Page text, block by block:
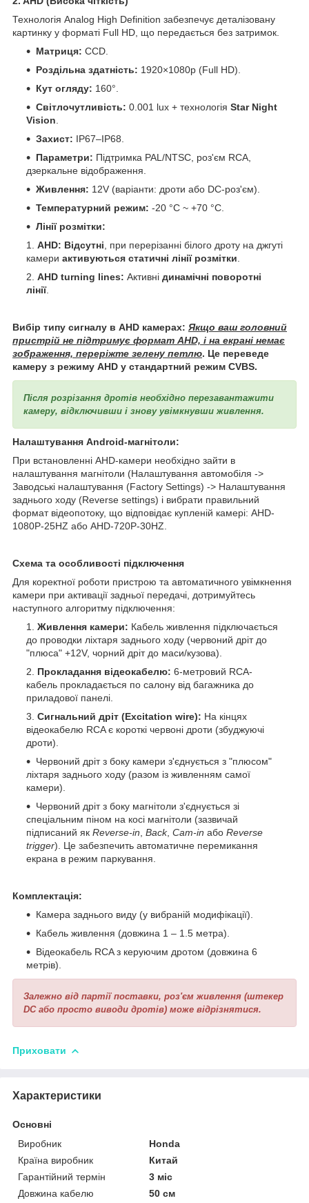
Технологія Analog High Definition забезпечує деталізовану
картинку у форматі Full HD, що передається без затримок.
Матриця: CCD.
Роздільна здатність: 1920×1080p (Full HD).
Кут огляду: 160°.
Світлочутливість: 0.001 lux + технологія Star Night
Vision
Захист: IP67–IP68.
Параметри: Підтримка PAL/NTSC, роз'єм RCA,
дзеркальне відображення.
Живлення: 12V (варіанти: дроти або DC-роз'єм).
Температурний режим: -20 °C ~ +70 °C.
Лінії розмітки:
AHD: Відсутні , при перерізанні білого дроту на джгуті
камери активуються статичні лінії розмітки
AHD turning lines: Активні динамічні поворотні
лінії.
Вибір типу сигналу в AHD камерах: Якщо ваш головний
пристрій не підтримує формат AHD, і на екрані немає
зображення, переріжте зелену петлю. Це переведе
камеру з режиму AHD у стандартний режим CVBS.
Після розрізання дротів необхідно перезавантажити
камеру, відключивши і знову увімкнувши живлення.
Налаштування Android-магнітоли:
При встановленні AHD-камери необхідно зайти в
налаштування магнітоли (Налаштування автомобіля ->
Заводські налаштування (Factory Settings) -> Налаштування
заднього ходу (Reverse settings) і вибрати правильний
формат відеопотоку, що відповідає купленій камері: AHD-
1080P-25HZ або AHD-720P-30HZ.
Схема та особливості підключення
Для коректної роботи пристрою та автоматичного увімкнення
камери при активації задньої передачі, дотримуйтесь
наступного алгоритму підключення:
Живлення камери: Кабель живлення підключається
до проводки ліхтаря заднього ходу (червоний дріт до
"плюса" +12V, чорний дріт до маси/кузова).
Прокладання відеокабелю: 6-метровий RCA-
кабель прокладається по салону від багажника до
приладової панелі.
Сигнальний дріт (Excitation wire): На кінцях
відеокабелю RCA є короткі червоні дроти (збуджуючі
дроти).
Червоний дріт з боку камери з'єднується з "плюсом"
ліхтаря заднього ходу (разом із живленням самої
камери).
Червоний дріт з боку магнітоли з'єднується зі
спеціальним піном на косі магнітоли (зазвичай
підписаний як Reverse-in Back, Cam-in або Reverse
trigger). Це забезпечить автоматичне перемикання
екрана в режим паркування.
Комплектація:
Камера заднього виду (у вибраній модифікації).
Кабель живлення (довжина 1 – 1.5 метра).
Відеокабель RCA з керуючим дротом (довжина 6
метрів).
Залежно від партії поставки, роз'єм живлення (штекер
DC або просто виводи дротів) може відрізнятися.
Приховати
Характеристики
Основні
Виробник
Honda
Країна виробник
Китай
Гарантійний термін
3 міс
Довжина кабелю
50 см